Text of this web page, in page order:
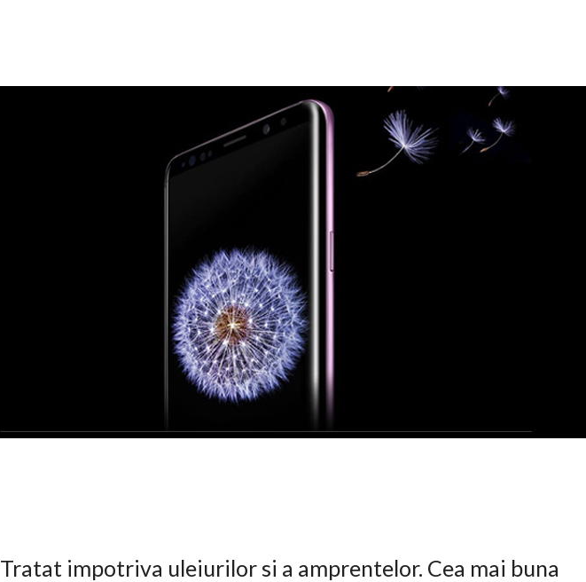
Tratat impotriva uleiurilor si a amprentelor. Cea mai buna